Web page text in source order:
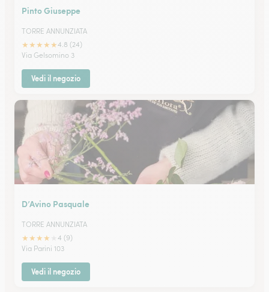
Pinto Giuseppe
TORRE ANNUNZIATA
★★★★★4.8 (24)
Via Gelsomino 3
Vedi il negozio
D’Avino Pasquale
TORRE ANNUNZIATA
★★★★
4 (9)
Via Parini 103
Vedi il negozio